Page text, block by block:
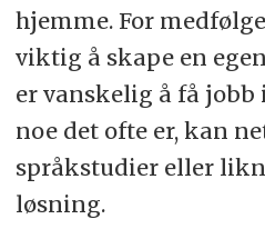
hjemme. For
viktig å skape en
er vanskelig å få jobb
noe det ofte er, kan
språkstudier eller
løsning.